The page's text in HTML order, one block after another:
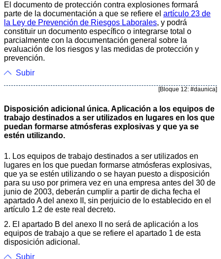
El documento de protección contra explosiones formará
parte de la documentación a que se refiere el artículo 23 de
la Ley de Prevención de Riesgos Laborales, y podrá
constituir un documento específico o integrarse total o
parcialmente con la documentación general sobre la
evaluación de los riesgos y las medidas de protección y
prevención.
Subir
[Bloque 12: #daunica]
Disposición adicional única. Aplicación a los equipos de
trabajo destinados a ser utilizados en lugares en los que
puedan formarse atmósferas explosivas y que ya se
estén utilizando.
1. Los equipos de trabajo destinados a ser utilizados en
lugares en los que puedan formarse atmósferas explosivas,
que ya se estén utilizando o se hayan puesto a disposición
para su uso por primera vez en una empresa antes del 30 de
junio de 2003, deberán cumplir a partir de dicha fecha el
apartado A del anexo II, sin perjuicio de lo establecido en el
artículo 1.2 de este real decreto.
2. El apartado B del anexo II no será de aplicación a los
equipos de trabajo a que se refiere el apartado 1 de esta
disposición adicional.
Subir